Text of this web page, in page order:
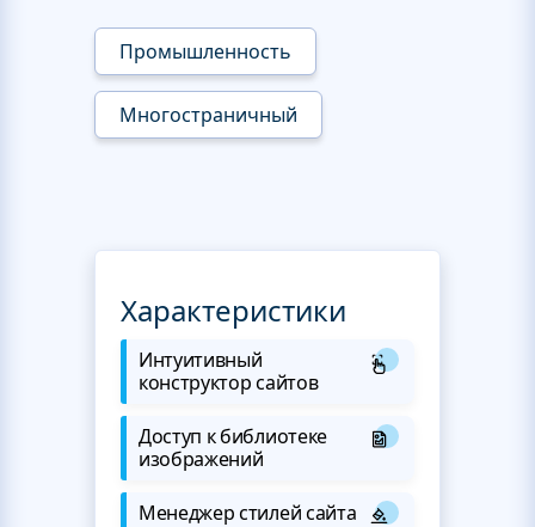
Промышленность
Многостраничный
Характеристики
Интуитивный
конструктор сайтов
Доступ к библиотеке
изображений
Менеджер стилей сайта